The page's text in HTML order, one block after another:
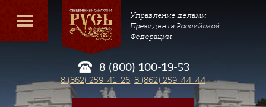
Управление делами
Президента Российской
Федерации
8 (800) 100-19-53
8 (862) 259-41-26, 8 (862) 259-44-44